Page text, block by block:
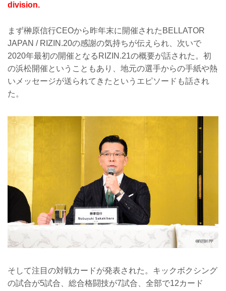
division.
まず榊原信行CEOから昨年末に開催されたBELLATOR
JAPAN / RIZIN.20の感謝の気持ちが伝えられ、次いで
2020年最初の開催となるRIZIN.21の概要が話された。初
の浜松開催ということもあり、地元の選手からの手紙や熱
いメッセージが送られてきたというエピソードも話され
た。
そして注目の対戦カードが発表された。キックボクシング
の試合が5試合、総合格闘技が7試合、全部で12カード